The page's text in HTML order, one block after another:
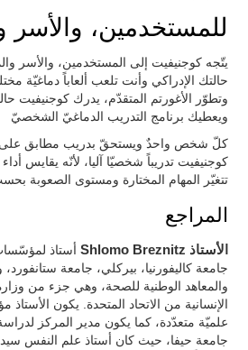
للمستخدمين، والأسر
يتّجه كوجنيفيت إلى المستخدمين، والأسر
حالتك الإدراكي وأنت تلعب ألعاباً دماغيّة
وتطوّر الأغورتم المتقدّم، يدرك كوجنيفيت
ويعطيك برنامج التدريب الدماغيّ الشخصيّ
كلّ شخص واحدٌ ويستحقّ بدريب مطابق على
كوجنيفيت تدريباً شخصيّا آليا، لأنّه يقايس أداء
تتغيّر المهام المختارة ومستوى الصعوبة
المراجع
الأستاذ Shlomo Breznitz
أستاذ
جامعة كاليفورنيا، بيركلي، جامعة
والمعاهد الوطنية للصحة، وهي جزء من
الإنسانية من الاتحاد المتحدة. يكون
علميّة متعدّدة، كما يكون مدير المركز
جامعة حيفا، حيث كان أستاذ علم النفس